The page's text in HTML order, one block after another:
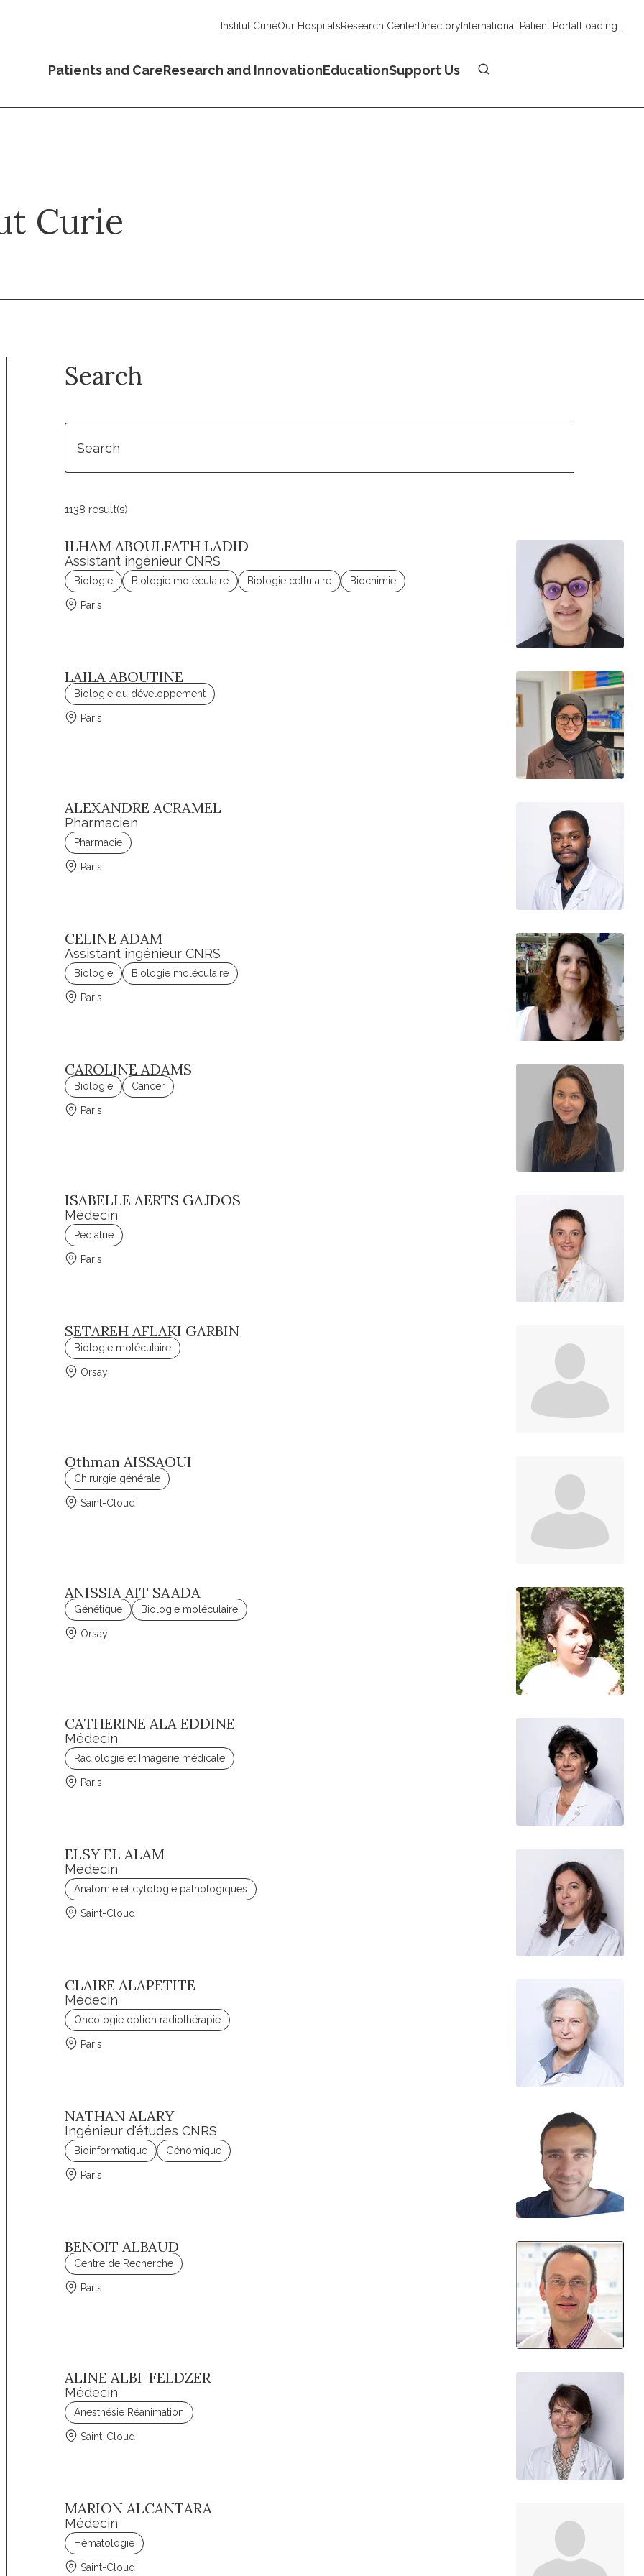
Institut CurieOur HospitalsResearch CenterDirectoryInternational Patient Portal Loading...
Patients and CareResearch and InnovationEducationSupport Us
Curie
Search
1138 result(s)
ILHAM ABOULFATH LADID
Assistant ingénieur CNRS
Biologie Biologie moléculaire Biologie cellulaire Biochimie
Paris
LAILA ABOUTINE
Biologie du développement
Paris
ALEXANDRE ACRAMEL
Pharmacien
Pharmacie
Paris
CELINE ADAM
Assistant ingénieur CNRS
Biologie Biologie moléculaire
Paris
CAROLINE ADAMS
Biologie Cancer
Paris
ISABELLE AERTS GAJDOS
Médecin
Pédiatrie
Paris
SETAREH AFLAKI GARBIN
Biologie moléculaire
Orsay
Othman AISSAOUI
Chirurgie générale
Saint-Cloud
ANISSIA AIT SAADA
Génétique Biologie moléculaire
Orsay
CATHERINE ALA EDDINE
Médecin
Radiologie et Imagerie médicale
Paris
ELSY EL ALAM
Médecin
Anatomie et cytologie pathologiques
Saint-Cloud
CLAIRE ALAPETITE
Médecin
Oncologie option radiothérapie
Paris
NATHAN ALARY
Ingénieur d'études CNRS
Bioinformatique Génomique
Paris
BENOIT ALBAUD
Centre de Recherche
Paris
ALINE ALBI-FELDZER
Médecin
Anesthésie Réanimation
Saint-Cloud
MARION ALCANTARA
Médecin
Hématologie
Saint-Cloud